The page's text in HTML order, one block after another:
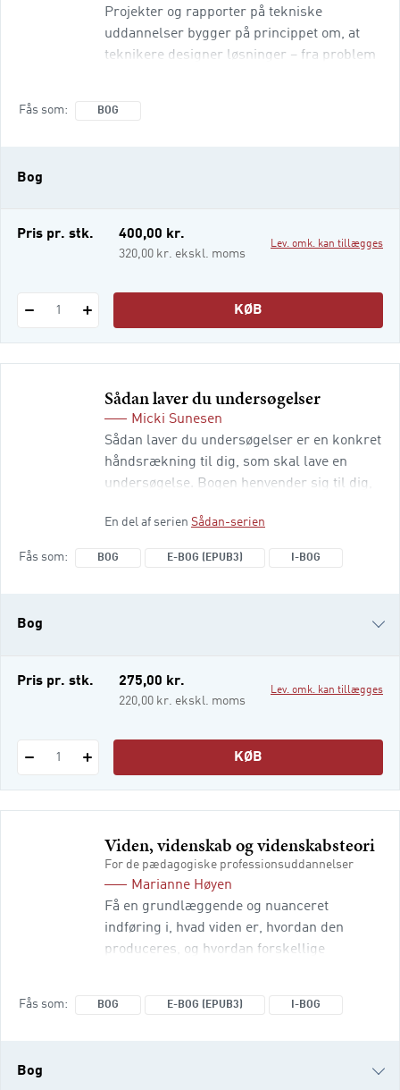
Projekter og rapporter på tekniske
uddannelser bygger på princippet om, at
teknikere designer løsninger – fra problem
Fås som BOG
Bog
Pris pr. stk. 400,00 kr.
320,00 kr. ekskl. moms
Lev. omk. kan tillægges
1 KØB
Sådan laver du undersøgelser
Micki Sunesen
Sådan laver du undersøgelser er en konkret
håndsrækning til dig, som skal lave en
undersøgelse. Bogen henvender sig til dig,
eller skal gennemføre undersøgelser som
En del af serien Sådan-serien
Fås som BOG E-BOG (EPUB3) I-BOG
Bog
e-bog (epub3)
Pris pr. stk. 275,00 kr.
220,00 kr. ekskl. moms
Lev. omk. kan tillægges
1 KØB
Viden, videnskab og videnskabsteori
For de pædagogiske professionsuddannelser
Marianne Høyen
Få en grundlæggende og nuanceret
indføring i, hvad viden er, hvordan den
produceres, og hvordan forskellige
Fås som BOG E-BOG (EPUB3) I-BOG
Bog